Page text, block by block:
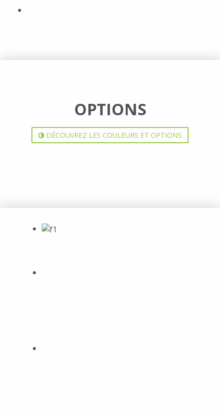
OPTIONS
DÉCOUVREZ LES COULEURS ET OPTIONS